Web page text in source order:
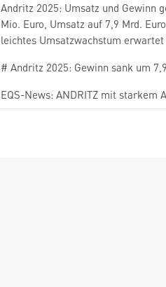
Andritz 2025: Umsatz und Gewinn
Mio. Euro, Umsatz auf 7,9 Mrd.
leichtes Umsatzwachstum erwartet
# Andritz 2025: Gewinn sank um
EQS-News: ANDRITZ mit starkem